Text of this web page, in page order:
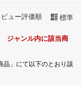
ビュー評価順 標準
ジャンル内に該当商
品」にて以下のとおり該